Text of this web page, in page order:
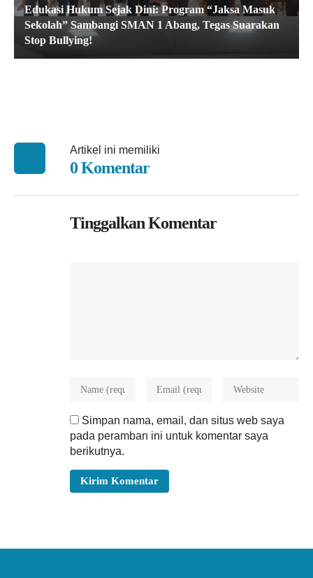
Edukasi Hukum Sejak Dini: Program “Jaksa Masuk
Sekolah” Sambangi SMAN 1 Abang, Tegas Suarakan
Stop Bullying!
Artikel ini memiliki
0 Komentar
Tinggalkan Komentar
Simpan nama, email, dan situs web saya
pada peramban ini untuk komentar saya
berikutnya.